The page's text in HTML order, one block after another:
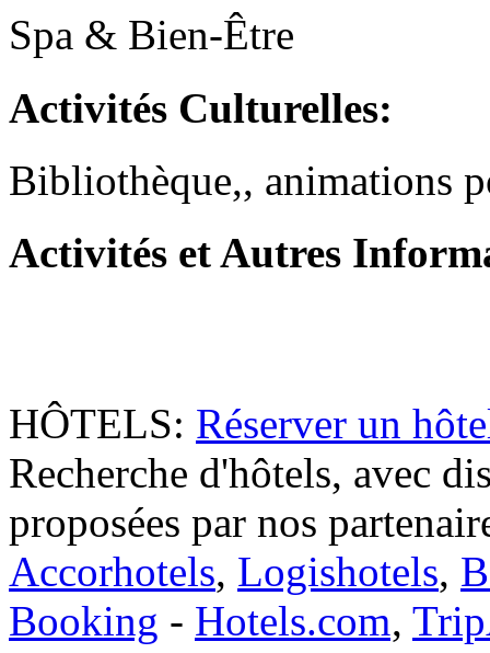
Spa & Bien-Être
Activités Culturelles:
Bibliothèque,, animations
Activités et Autres
HÔTELS: Réserver un
Recherche d'hôtels, avec
proposées par nos
Accorhotels, Logishotels,
Booking - Hotels.com,